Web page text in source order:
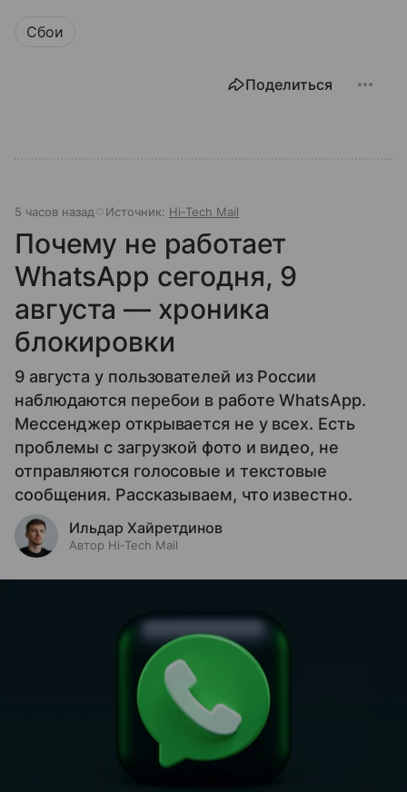
Сбои
Поделиться
5 часов назад Источник: Hi-Tech Mail
Почему не работает
WhatsApp сегодня, 9
августа — хроника
блокировки
9 августа у пользователей из России
наблюдаются перебои в работе WhatsApp.
Мессенджер открывается не у всех. Есть
проблемы с загрузкой фото и видео, не
отправляются голосовые и текстовые
сообщения. Рассказываем, что известно.
Ильдар Хайретдинов
Автор Hi-Tech Mail